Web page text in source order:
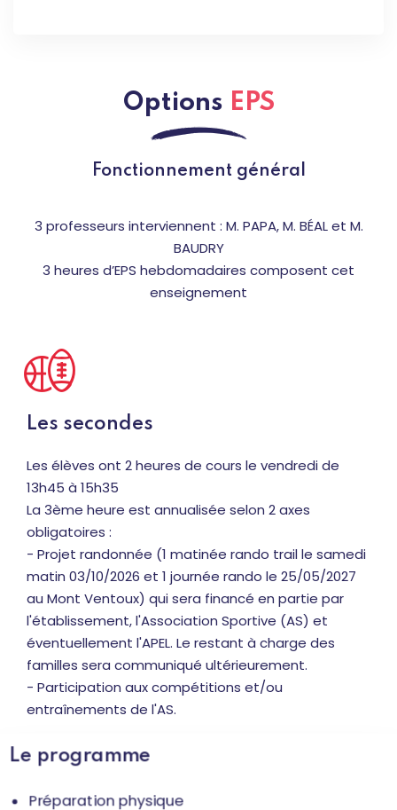
Options EPS
Fonctionnement général
3 professeurs interviennent : M. PAPA, M. BÉAL et M.
BAUDRY
3 heures d’EPS hebdomadaires composent cet
enseignement
Les secondes
Les élèves ont 2 heures de cours le vendredi de
13h45 à 15h35
La 3ème heure est annualisée selon 2 axes
obligatoires :
- Projet randonnée (1 matinée rando trail le samedi
matin 03/10/2026 et 1 journée rando le 25/05/2027
au Mont Ventoux) qui sera financé en partie par
l'établissement, l'Association Sportive (AS) et
éventuellement l'APEL. Le restant à charge des
familles sera communiqué ultérieurement.
- Participation aux compétitions et/ou
entraînements de l'AS.
Le programme
Préparation physique